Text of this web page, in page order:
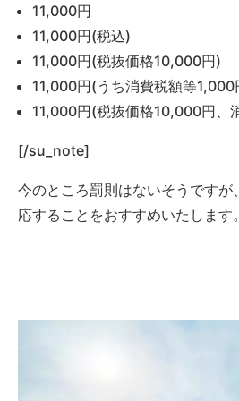
11,000円
11,000円(税込)
11,000円(税抜価格10,000円)
11,000円(うち消費税額等1,000
11,000円(税抜価格10,000円、
[/su_note]
今のところ罰則はないそうですが
応することをおすすめいたします。